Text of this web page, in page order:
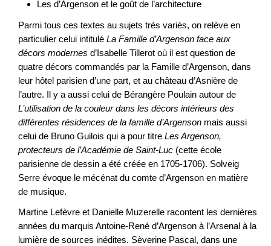
Les d’Argenson et le goût de l’architecture
Parmi tous ces textes au sujets très variés, on relève en
particulier celui intitulé La Famille d’Argenson face aux
décors modernes d’Isabelle Tillerot où il est question de
quatre décors commandés par la Famille d’Argenson, dans
leur hôtel parisien d’une part, et au château d’Asnière de
l’autre. Il y a aussi celui de Bérangère Poulain autour de
L’utilisation de la couleur dans les décors intérieurs des
différentes résidences de la famille d’Argenson mais aussi
celui de Bruno Guilois qui a pour titre Les Argenson,
protecteurs de l’Académie de Saint-Luc (cette école
parisienne de dessin a été créée en 1705-1706). Solveig
Serre évoque le mécénat du comte d’Argenson en matière
de musique.
Martine Lefèvre et Danielle Muzerelle racontent les dernières
années du marquis Antoine-René d’Argenson à l’Arsenal à la
lumière de sources inédites. Sèverine Pascal, dans une